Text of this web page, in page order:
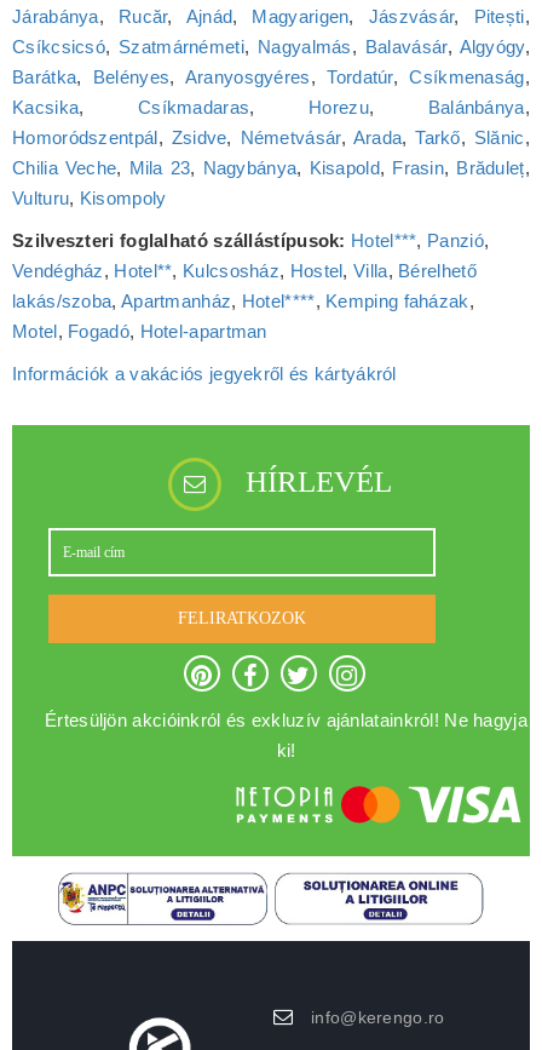
Járabánya, Rucăr, Ajnád, Magyarigen, Jászvásár, Pitești,
Csíkcsicsó, Szatmárnémeti, Nagyalmás, Balavásár, Algyógy,
Barátka, Belényes, Aranyosgyéres,Tordatúr,Csíkmenaság,
Kacsika, Csíkmadaras, Horezu, Balánbánya,
Homoródszentpál , Zsidve, Németvásár, Arada,Tarkő, Slănic,
Chilia Veche, Mila 23, Nagybánya, Kisapold, Frasin, Brăduleț,
Vulturu, Kisompoly
Szilveszteri foglalható szállástípusok: Hotel***, Panzió,
Vendégház, Hotel**, Kulcsosház, Hostel ,Villa, Bérelhető
lakás/szoba, Apartmanház, Hotel****, Kemping faházak,
Motel , Fogadó, Hotel‑apartman
Információk a vakációs jegyekről és kártyákról
HÍRLEVÉL
FELIRATKOZOK
Értesüljön akcióinkról és exkluzív ajánlatainkról! Ne hagyja
ki!
info@kerengo.ro